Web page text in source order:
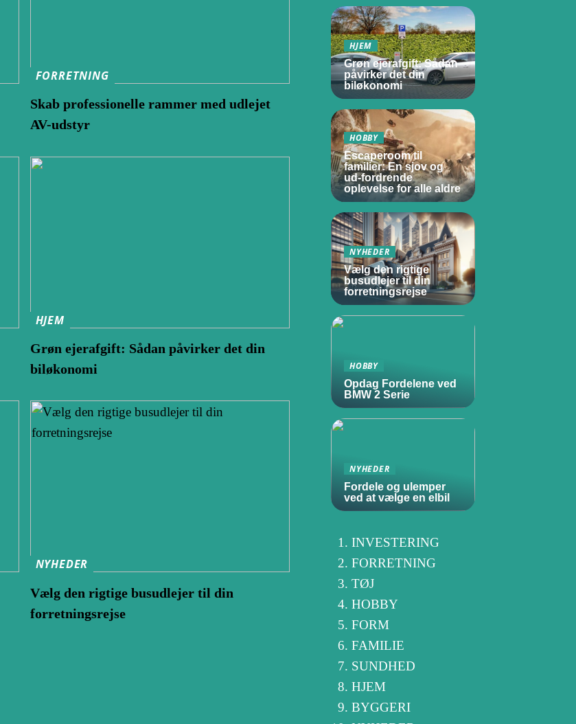
FORRETNING
Skab professionelle rammer med udlejet
AV-udstyr
HJEM
Grøn ejerafgift: Sådan påvirker det din
biløkonomi
NYHEDER
Vælg den rigtige busudlejer til din
forretningsrejse
HJEM
Grøn ejerafgift: Sådan
påvirker det din
biløkonomi
HOBBY
Escaperoom til
familier: En sjov og
ud-fordrende
oplevelse for alle aldre
NYHEDER
Vælg den rigtige
busudlejer til din
forretningsrejse
HOBBY
Opdag Fordelene ved
BMW 2 Serie
NYHEDER
Fordele og ulemper
ved at vælge en elbil
INVESTERING
FORRETNING
TØJ
HOBBY
FORM
FAMILIE
SUNDHED
HJEM
BYGGERI